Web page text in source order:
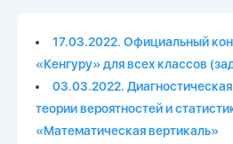
17.03.2022. Официальный
«Кенгуру» для всех классов
03.03.2022. Диагностическая
теории вероятностей и
«Математическая вертикаль»